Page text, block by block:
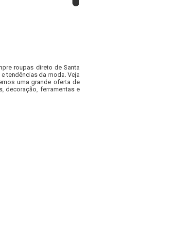
roupas direto de Santa
tendências da moda. Veja
uma grande oferta de
decoração, ferramentas e